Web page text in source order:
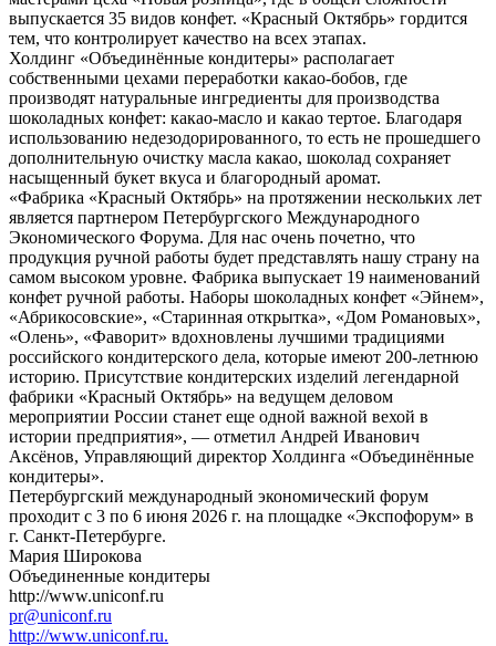
выпускается 35 видов конфет. «Красный Октябрь» гордится
тем, что контролирует качество на всех этапах.
Холдинг «Объединённые кондитеры» располагает
собственными цехами переработки какао-бобов, где
производят натуральные ингредиенты для производства
шоколадных конфет: какао-масло и какао тертое. Благодаря
использованию недезодорированного, то есть не прошедшего
дополнительную очистку масла какао, шоколад сохраняет
насыщенный букет вкуса и благородный аромат.
«Фабрика «Красный Октябрь» на протяжении нескольких лет
является партнером Петербургского Международного
Экономического Форума. Для нас очень почетно, что
продукция ручной работы будет представлять нашу страну на
самом высоком уровне. Фабрика выпускает 19 наименований
конфет ручной работы. Наборы шоколадных конфет «Эйнем»,
«Абрикосовские», «Старинная открытка», «Дом Романовых»,
«Олень», «Фаворит» вдохновлены лучшими традициями
российского кондитерского дела, которые имеют 200-летнюю
историю. Присутствие кондитерских изделий легендарной
фабрики «Красный Октябрь» на ведущем деловом
мероприятии России станет еще одной важной вехой в
истории предприятия», — отметил Андрей Иванович
Аксёнов, Управляющий директор Холдинга «Объединённые
кондитеры».
Петербургский международный экономический форум
проходит с 3 по 6 июня 2026 г. на площадке «Экспофорум» в
г. Санкт-Петербурге.
Мария Широкова
Объединенные кондитеры
http://www.uniconf.ru
pr@uniconf.ru
http://www.uniconf.ru.